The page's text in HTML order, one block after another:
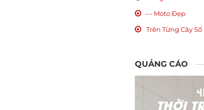
--- Moto Đẹp
Trên Từng Cây Số
QUẢNG CÁO